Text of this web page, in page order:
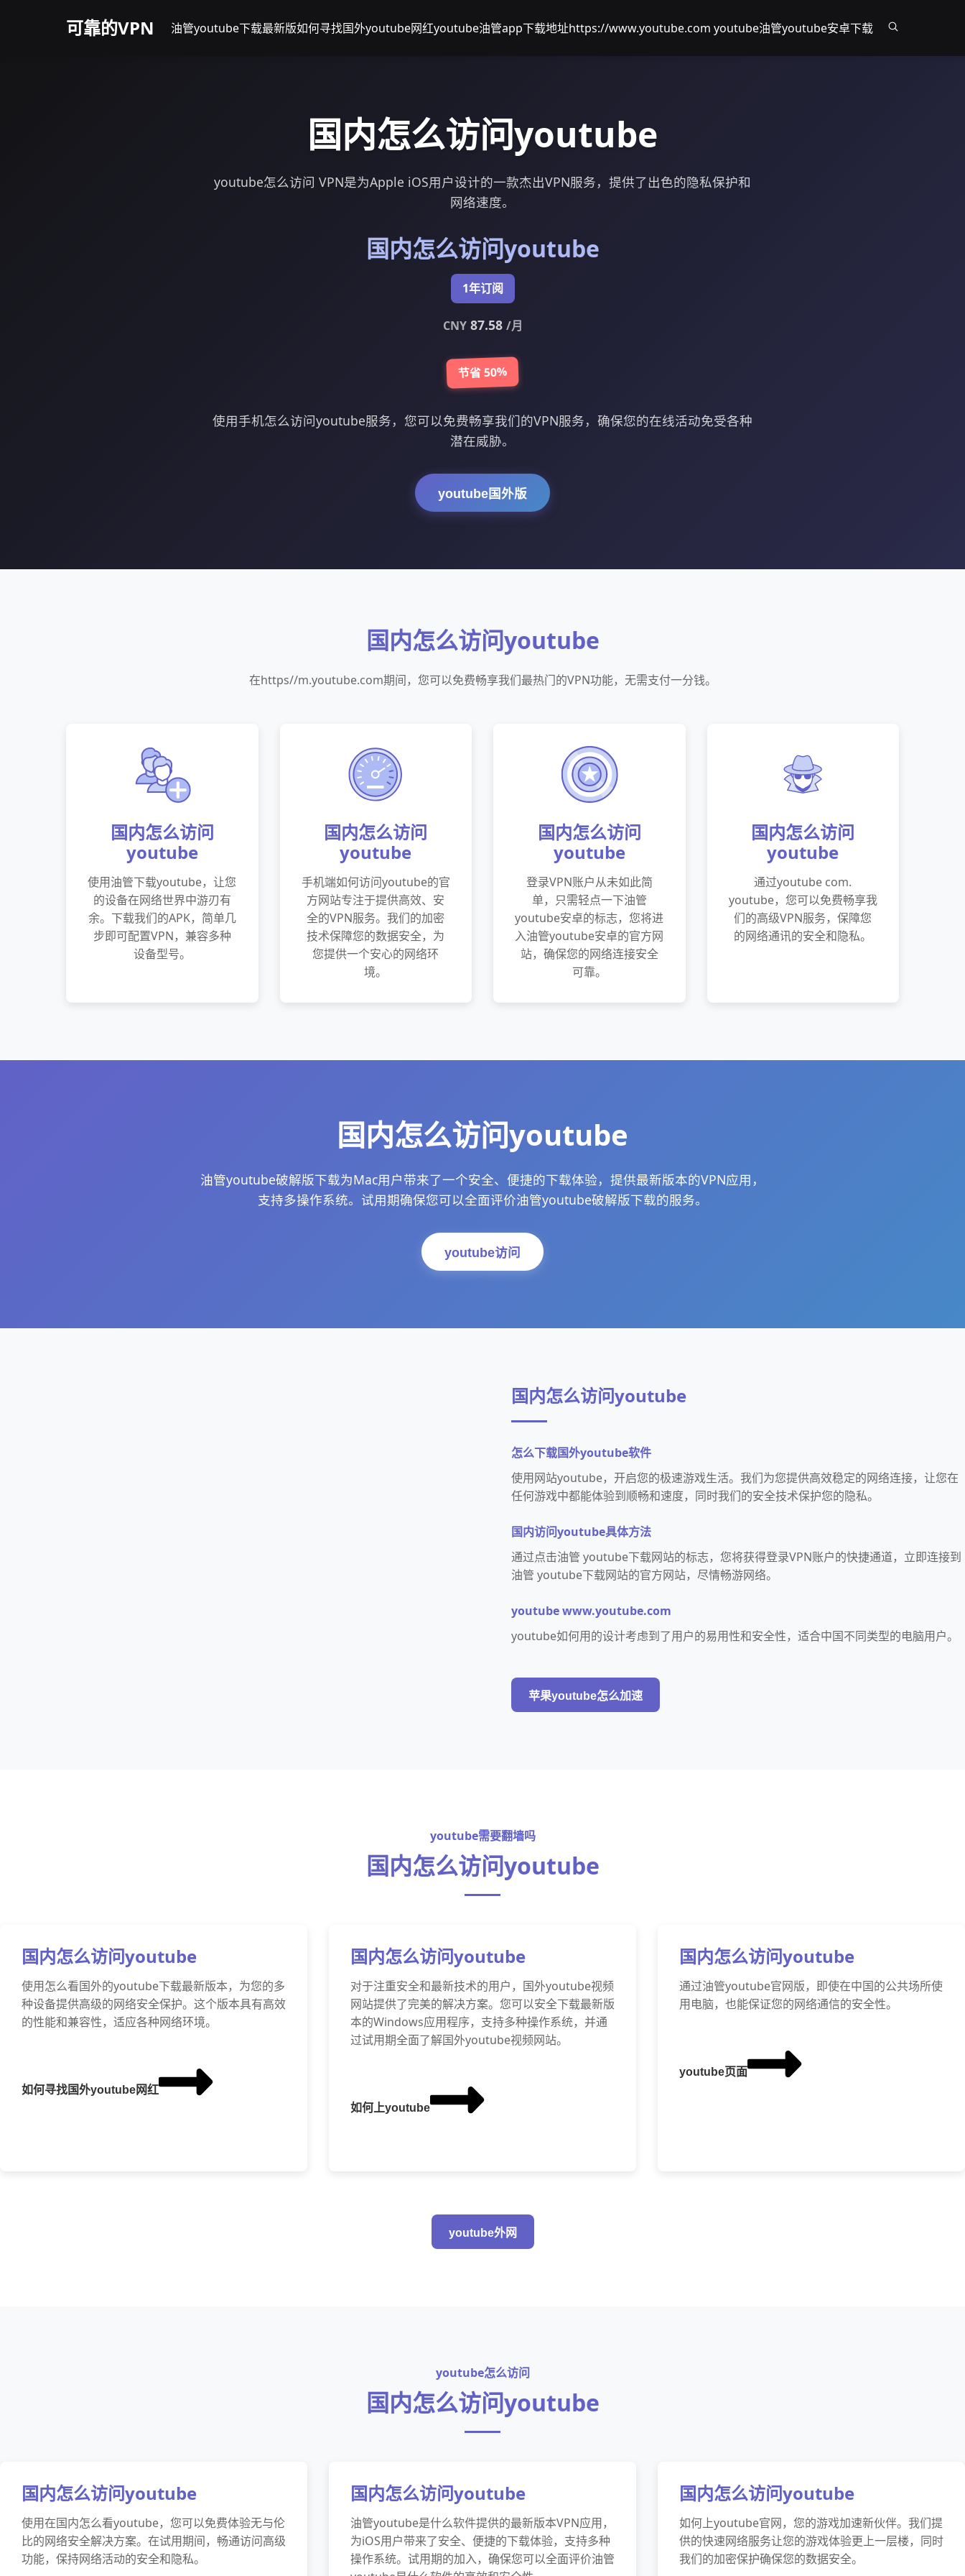
可靠的VPN 油管youtube下载最新版如何寻找国外youtube网红youtube油管app下载地址https://www.youtube.com youtube油管youtube安卓下载
国内怎么访问youtube
youtube怎么访问 VPN是为Apple iOS用户设计的一款杰出VPN服务，提供了出色的隐私保护和
网络速度。
国内怎么访问youtube
1年订阅
CNY87.58 /月
节省 50%
使用手机怎么访问youtube服务，您可以免费畅享我们的VPN服务，确保您的在线活动免受各种
潜在威胁。
youtube国外版
国内怎么访问youtube
在https//m.youtube.com期间，您可以免费畅享我们最热门的VPN功能，无需支付一分钱。
国内怎么访问
youtube
使用油管下载youtube，让您
的设备在网络世界中游刃有
余。下载我们的APK，简单几
步即可配置VPN，兼容多种
设备型号。
国内怎么访问
youtube
手机端如何访问youtube的官
方网站专注于提供高效、安
全的VPN服务。我们的加密
技术保障您的数据安全，为
您提供一个安心的网络环
境。
国内怎么访问
youtube
登录VPN账户从未如此简
单，只需轻点一下油管
youtube安卓的标志，您将进
入油管youtube安卓的官方网
站，确保您的网络连接安全
可靠。
国内怎么访问
youtube
通过youtube com.
youtube，您可以免费畅享我
们的高级VPN服务，保障您
的网络通讯的安全和隐私。
国内怎么访问youtube
油管youtube破解版下载为Mac用户带来了一个安全、便捷的下载体验，提供最新版本的VPN应用，
支持多操作系统。试用期确保您可以全面评价油管youtube破解版下载的服务。
youtube访问
国内怎么访问youtube
怎么下载国外youtube软件
使用网站youtube，开启您的极速游戏生活。我们为您提供高效稳定的网络连接，让您在
任何游戏中都能体验到顺畅和速度，同时我们的安全技术保护您的隐私。
国内访问youtube具体方法
通过点击油管 youtube下载网站的标志，您将获得登录VPN账户的快捷通道，立即连接到
油管 youtube下载网站的官方网站，尽情畅游网络。
youtube www.youtube.com
youtube如何用的设计考虑到了用户的易用性和安全性，适合中国不同类型的电脑用户。
苹果youtube怎么加速
youtube需要翻墙吗
国内怎么访问youtube
国内怎么访问youtube
使用怎么看国外的youtube下载最新版本，为您的多
种设备提供高级的网络安全保护。这个版本具有高效
的性能和兼容性，适应各种网络环境。
如何寻找国外youtube网红
国内怎么访问youtube
对于注重安全和最新技术的用户，国外youtube视频
网站提供了完美的解决方案。您可以安全下载最新版
本的Windows应用程序，支持多种操作系统，并通
过试用期全面了解国外youtube视频网站。
如何上youtube
国内怎么访问youtube
通过油管youtube官网版，即使在中国的公共场所使
用电脑，也能保证您的网络通信的安全性。
youtube页面
youtube外网
youtube怎么访问
国内怎么访问youtube
国内怎么访问youtube
使用在国内怎么看youtube，您可以免费体验无与伦
比的网络安全解决方案。在试用期间，畅通访问高级
功能，保持网络活动的安全和隐私。
国内怎么访问youtube
油管youtube是什么软件提供的最新版本VPN应用，
为iOS用户带来了安全、便捷的下载体验，支持多种
操作系统。试用期的加入，确保您可以全面评价油管
国内怎么访问youtube
如何上youtube官网，您的游戏加速新伙伴。我们提
供的快速网络服务让您的游戏体验更上一层楼，同时
我们的加密保护确保您的数据安全。